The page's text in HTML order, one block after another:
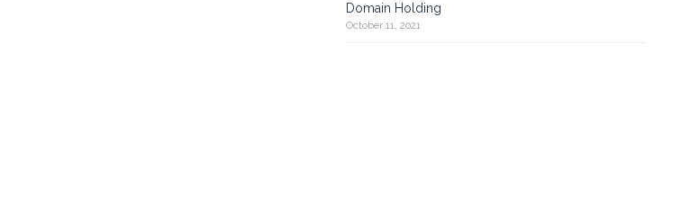
Domain Holding
October 11, 2021